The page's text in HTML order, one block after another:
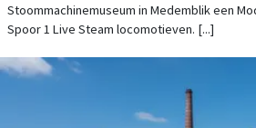
Stoommachinemuseum in Medemblik een
Spoor 1 Live Steam locomotieven. [...]